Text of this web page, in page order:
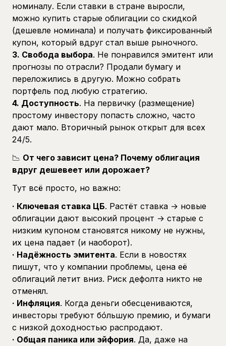
номиналу. Если ставки в стране выросли,
можно купить старые облигации со скидкой
(дешевле номинала) и получать фиксированный
купон, который вдруг стал выше рыночного.
3. Свобода выбора. Не понравился эмитент или
прогнозы по отрасли? Продали бумагу и
переложились в другую. Можно собрать
портфель под любую стратегию.
4. Доступность. На первичку (размещение)
простому инвестору попасть сложно, часто
дают мало. Вторичный рынок открыт для всех
24/5.
📉 От чего зависит цена? Почему облигация
вдруг дешевеет или дорожает?
Тут всё просто, но важно:
· Ключевая ставка ЦБ. Растёт ставка → новые
облигации дают высокий процент → старые с
низким купоном становятся никому не нужны,
их цена падает (и наоборот).
· Надёжность эмитента. Если в новостях
пишут, что у компании проблемы, цена её
облигаций летит вниз. Риск дефолта никто не
отменял.
· Инфляция. Когда деньги обесцениваются,
инвесторы требуют бóльшую премию, и бумаги
с низкой доходностью распродают.
· Общая паника или эйфория. Да, даже на